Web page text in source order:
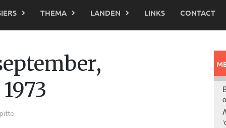
THEMA LANDEN LINKS CONTACT